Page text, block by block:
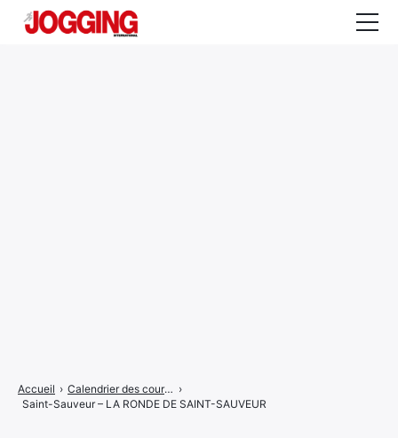
Accueil › Calendrier des courses ›
Saint-Sauveur – LA RONDE DE SAINT-SAUVEUR